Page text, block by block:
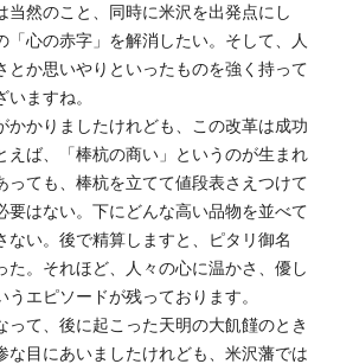
当然のこと、同時に米沢を出発点にし
「心の赤字」を解消したい。そして、人
とか思いやりといったものを強く持って
ますね。
かかりましたけれども、この改革は成功
えば、「棒杭の商い」というのが生まれ
っても、棒杭を立てて値段表さえつけて
要はない。下にどんな高い品物を並べて
ない。後で精算しますと、ピタリ御名
た。それほど、人々の心に温かさ、優し
エピソードが残っております。
って、後に起こった天明の大飢饉のとき
な目にあいましたけれども、米沢藩では